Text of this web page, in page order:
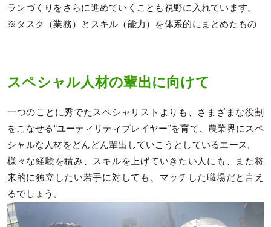
ランづくりをさらに進めていくことも視野に入れています。
※タスク（業務）とスキル（能力）を体系的にまとめたもの
スペシャル人材の輩出に向けて
一つのことに秀でたスペシャリストよりも、さまざまな役割
をこなせる“ユーティリティプレイヤー”を育て、農業界にスペ
シャルな人材をどんどん輩出していこうとしているエース。
様々な経験を積み、スキルを上げていきたい人にも、また将
来的に独立したい若手に対しても、マッチした職場だと言え
るでしょう。